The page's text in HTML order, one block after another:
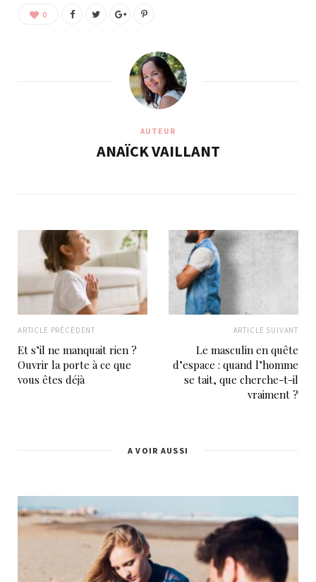
0
AUTEUR
ANAÏCK VAILLANT
ARTICLE PRÉCÉDENT
Et s’il ne manquait rien ?
Ouvrir la porte à ce que
vous êtes déjà
ARTICLE SUIVANT
Le masculin en quête
d’espace : quand l’homme
se tait, que cherche-t-il
vraiment ?
A VOIR AUSSI